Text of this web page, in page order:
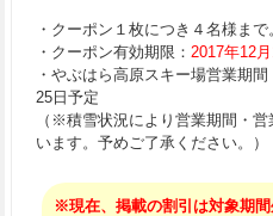
・クーポン１枚につき４名様まで
・クーポン有効期限： 2017年12
・やぶはら高原スキー場営業期
25日予定
（※積雪状況により営業期間・
います。予めご了承ください。）
※現在、掲載の割引は対象期